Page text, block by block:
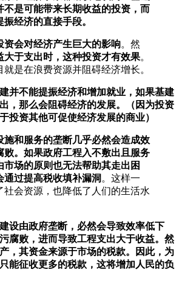
不是可能带来长期收益的投资，而
经济的直接手段。
资会对经济产生巨大的影响。然
大于支出时，这种投资才有效果。
就是在浪费资源并阻碍经济增长。
并不能提振经济和增加就业，如果基建
，那么会阻碍经济的发展。（因为投资
投资其他可促使经济发展的商业）
施和服务的垄断几乎必然会造成效
。 如果政府工程入不敷出且服务
市场的原则也无法帮助其走出困
通过提高税收填补漏洞 。这样一
社会资源，也降低了人们的生活水
设由政府垄断，必然会导致效率低下
腐败，进而导致工程支出大于收益。然
，其资金来源于市场的税款。因此，为
能征收更多的税款，这将增加人民的负